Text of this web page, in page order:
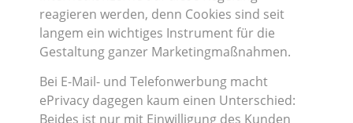
reagieren werden, denn Cookies sind seit
langem ein wichtiges Instrument für die
Gestaltung ganzer Marketingmaßnahmen.
Bei E-Mail- und Telefonwerbung macht
ePrivacy dagegen kaum einen Unterschied:
Beides ist nur mit Einwilligung des Kunden